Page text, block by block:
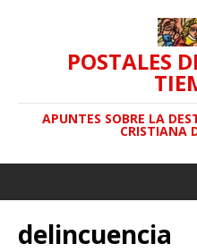
POSTALES
APUNTES SOBRE LA
CRISTIANA
delincuencia